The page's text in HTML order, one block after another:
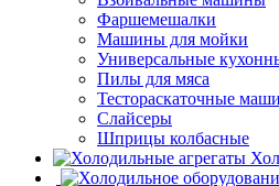
Фаршемешалки
Машины для мойки
Универсальные
Пилы для мяса
Тестораскаточные
Слайсеры
Шприцы колбасные